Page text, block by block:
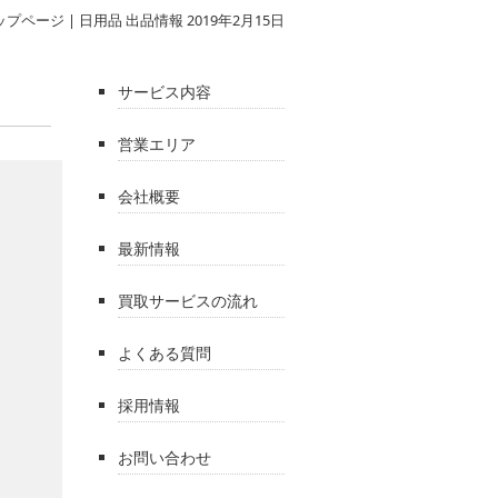
プページ | 日用品 出品情報 2019年2月15日
サービス内容
営業エリア
会社概要
最新情報
買取サービスの流れ
よくある質問
採用情報
お問い合わせ